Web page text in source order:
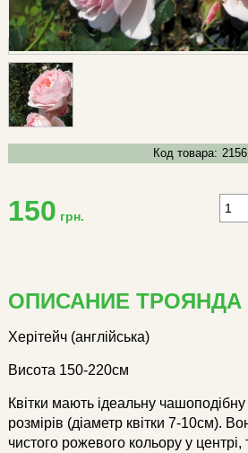
Код товара: 2156
150 грн.
ОПИСАНИЕ ТРОЯНДА
Херітейч (англійська)
Висота 150-220см
Квітки мають ідеальну
розмірів (діаметр квітки 7-10см).
чистого рожевого кольору у центрі,